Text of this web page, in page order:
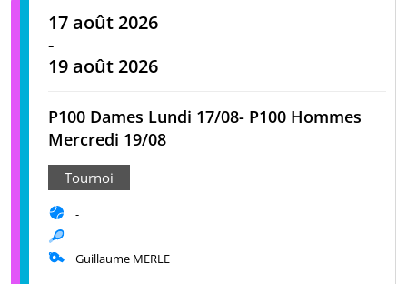
17 août 2026
-
19 août 2026
P100 Dames Lundi 17/08- P100 Hommes
Mercredi 19/08
Tournoi
-
Guillaume MERLE